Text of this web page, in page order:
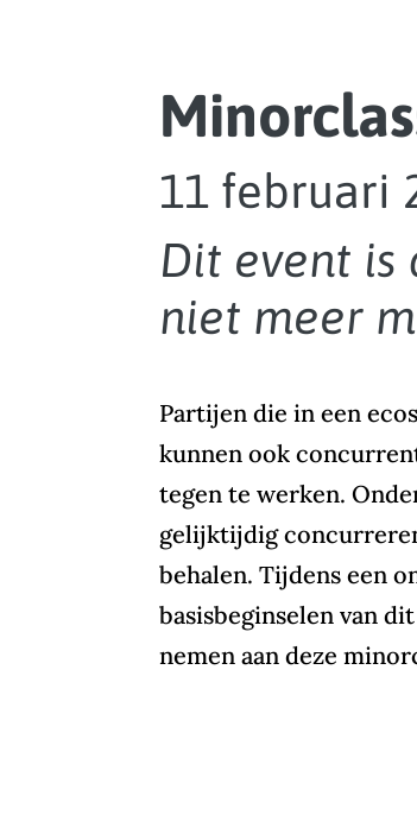
11 februari
Dit event is
niet meer
Partijen die in een
kunnen ook
tegen te werken.
gelijktijdig
behalen. Tijdens een
basisbeginselen van
nemen aan deze